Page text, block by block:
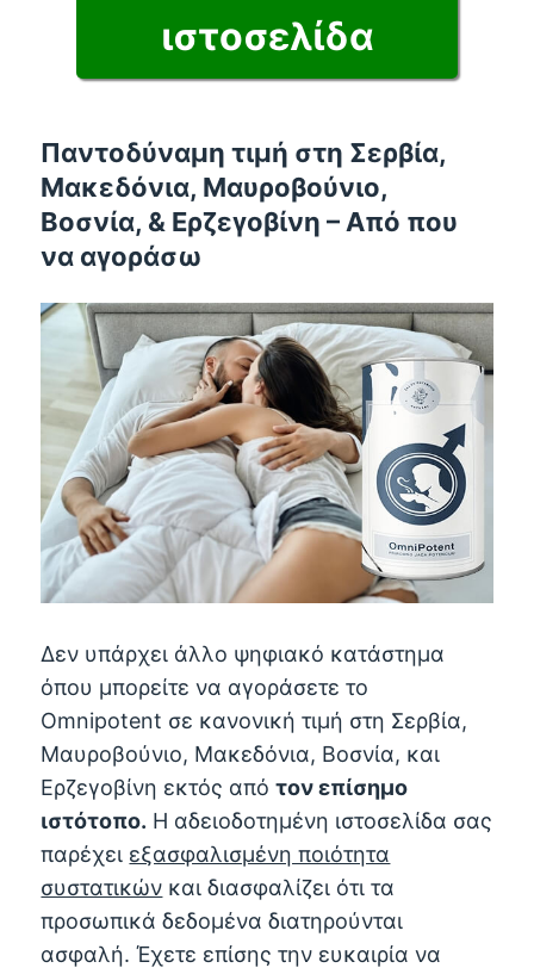
ιστοσελίδα
Παντοδύναμη τιμή στη Σερβία,
Μακεδόνια, Μαυροβούνιο,
Βοσνία, & Ερζεγοβίνη – Από που
να αγοράσω
Δεν υπάρχει άλλο ψηφιακό κατάστημα
όπου μπορείτε να αγοράσετε το
Omnipotent σε κανονική τιμή στη Σερβία,
Μαυροβούνιο, Μακεδόνια, Βοσνία, και
Ερζεγοβίνη εκτός απότον επίσημο
ιστότοπο. Η αδειοδοτημένη ιστοσελίδα σας
παρέχει εξασφαλισμένη ποιότητα
συστατικών και διασφαλίζει ότι τα
προσωπικά δεδομένα διατηρούνται
ασφαλή. Έχετε επίσης την ευκαιρία να